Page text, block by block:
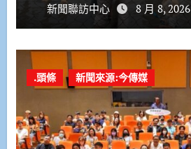
新聞聯訪中心 8 月 8, 2026
.頭條 新聞來源:今傳媒